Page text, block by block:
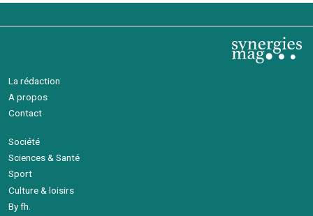
La rédaction
A propos
Contact
Société
Sciences & Santé
Sport
Culture & loisirs
By fh.